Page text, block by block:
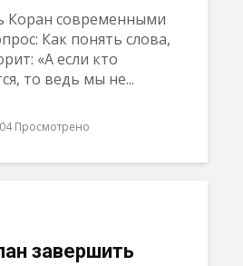
Коран современными
Как понять слова,
«А если кто
то ведь мы не...
Просмотрено
завершить